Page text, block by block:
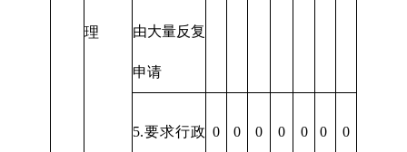
理 由大量反复
申请
5.要求行政 0 0 0 0 0 0 0